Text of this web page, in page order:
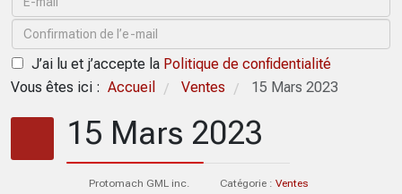
J’ai lu et j’accepte la Politique de confidentialité
Vous êtes ici : Accueil / Ventes / 15 Mars 2023
15 Mars 2023
Protomach GML inc. Catégorie : Ventes